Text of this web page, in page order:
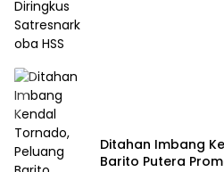
Ditahan Imbang
Barito Putera